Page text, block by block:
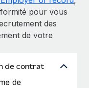
pour vous
des
de votre
de contrat
de